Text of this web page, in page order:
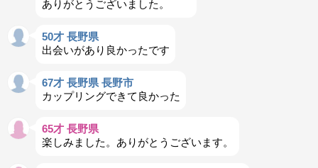
ありがとうございました。
50才 長野県
出会いがあり良かったです
67才 長野県 長野市
カップリングできて良かった
65才 長野県
楽しみました。ありがとうございます。